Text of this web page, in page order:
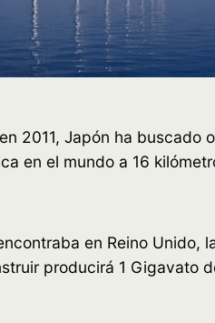
2011, Japón ha
en el mundo a 16
en Reino Unido,
producirá 1 Gigavato